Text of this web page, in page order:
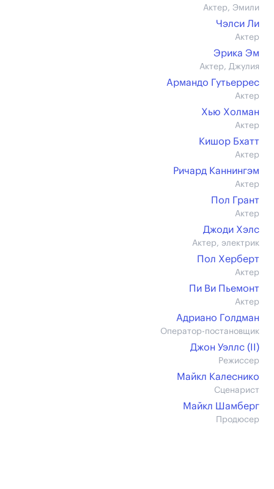
Актер, Эмили
Чэлси Ли
Актер
Эрика Эм
Актер, Джулия
Армандо Гутьеррес
Актер
Хью Холман
Актер
Кишор Бхатт
Актер
Ричард Каннингэм
Актер
Пол Грант
Актер
Джоди Хэлс
Актер, электрик
Пол Херберт
Актер
Пи Ви Пьемонт
Актер
Адриано Голдман
Оператор-постановщик
Джон Уэллс (II)
Режиссер
Майкл Калеснико
Сценарист
Майкл Шамберг
Продюсер